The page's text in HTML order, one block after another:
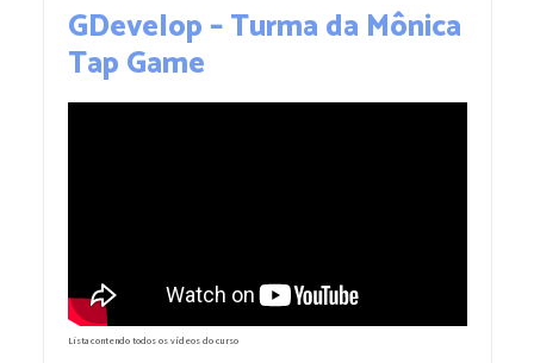
GDevelop – Turma da Mônica
Tap Game
Lista contendo todos os vídeos do curso